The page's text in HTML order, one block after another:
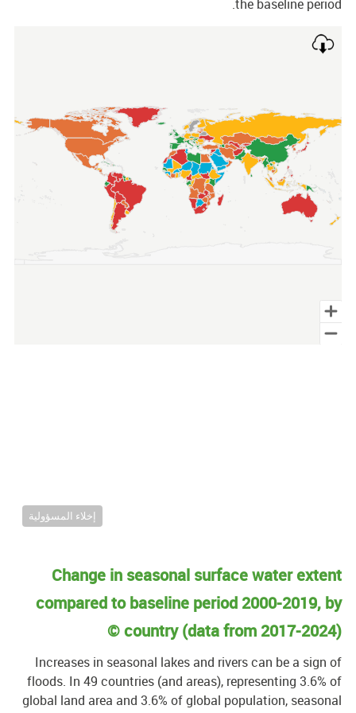
the baseline
إخلاء المسؤولية
Change in seasonal surface water
compared to baseline period 2000-2019,
country (data from2017-
Increases in seasonal lakes and rivers can be a sign
floods. In49countries (and areas), representing3.6%
global land area and3.6% of global population,